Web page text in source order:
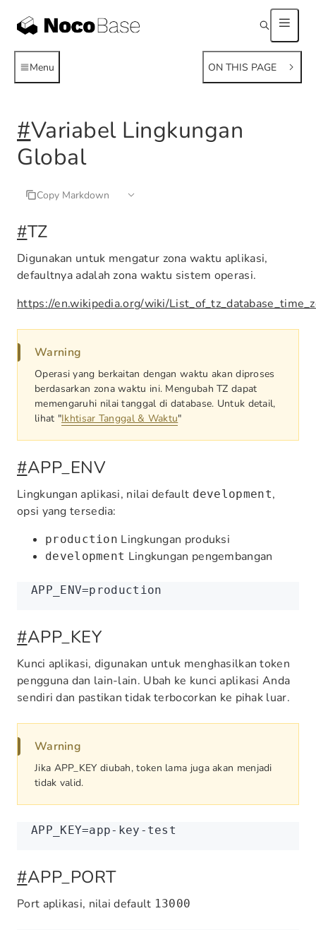
Menu ON THIS PAGE
#Variabel Lingkungan
Global
Copy Markdown
#TZ
Digunakan untuk mengatur zona waktu aplikasi,
defaultnya adalah zona waktu sistem operasi.
https://en.wikipedia.org/wiki/
Warning
Operasi yang berkaitan dengan waktu akan diproses
berdasarkan zona waktu ini. Mengubah TZ dapat
memengaruhi nilai tanggal di database. Untuk detail,
lihat "Ikhtisar Tanggal & Waktu"
#APP_ENV
Lingkungan aplikasi, nilai default development,
opsi yang tersedia:
production Lingkungan produksi
development Lingkungan pengembangan
APP_ENV=production
#APP_KEY
Kunci aplikasi, digunakan untuk menghasilkan token
pengguna dan lain-lain. Ubah ke kunci aplikasi Anda
sendiri dan pastikan tidak terbocorkan ke pihak luar.
Warning
Jika APP_KEY diubah, token lama juga akan menjadi
tidak valid.
APP_KEY=app-key-test
#APP_PORT
Port aplikasi, nilai default 13000